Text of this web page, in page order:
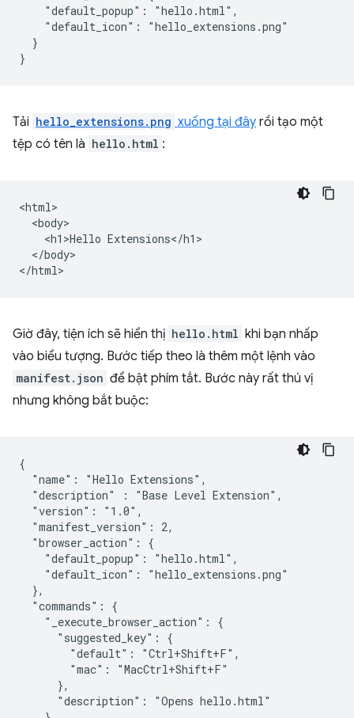
    "default_popup": "hello.html",
    "default_icon": "hello_extensions.png"
  }
Tải hello_extensions.png xuống tại đây rồi tạo một
tệp có tên là hello.html :
<html>
  <body>
    <h1>Hello Extensions</h1>
  </body>
Giờ đây, tiện ích sẽ hiển thị hello.html khi bạn nhấp
vào biểu tượng. Bước tiếp theo là thêm một lệnh vào
manifest.json để bật phím tắt. Bước này rất thú vị
nhưng không bắt buộc:
{
  "name": "Hello Extensions",
  "description" : "Base Level Extension",
  "version": "1.0",
  "manifest_version": 2,
  "browser_action": {
    "default_popup": "hello.html",
    "default_icon": "hello_extensions.png"
  },
  "commands": {
    "_execute_browser_action": {
      "suggested_key": {
        "default": "Ctrl+Shift+F",
        "mac": "MacCtrl+Shift+F"
      },
      "description": "Opens hello.html"